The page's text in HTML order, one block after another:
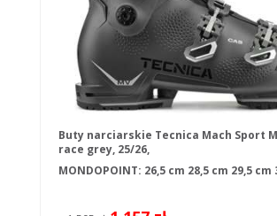
Buty narciarskie Tecnica Mach Sport
race grey, 25/26,
MONDOPOINT: 26,5 cm 28,5 cm 29,5 cm